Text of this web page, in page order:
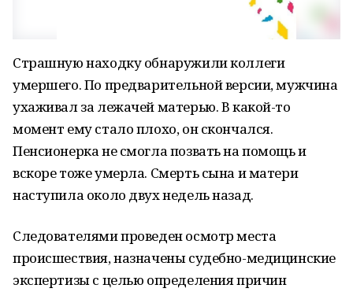
Страшную находку обнаружили коллеги
умершего. По предварительной версии, мужчина
ухаживал за лежачей матерью. В какой-то
момент ему стало плохо, он скончался.
Пенсионерка не смогла позвать на помощь и
вскоре тоже умерла. Смерть сына и матери
наступила около двух недель назад.
Следователями проведен осмотр места
происшествия, назначены судебно-медицинские
экспертизы с целью определения причин